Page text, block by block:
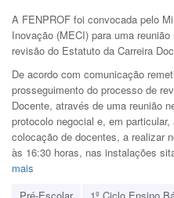
A FENPROF foi convocada pelo
Inovação (MECI) para uma
revisão do Estatuto da Carreira
De acordo com comunicação
prosseguimento do processo de
Docente, através de uma reunião
protocolo negocial e, em
colocação de docentes, a realizar
às 16:30 horas, nas instalações
mais